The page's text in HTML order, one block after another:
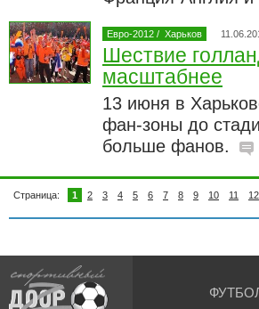
Евро-2012 / Харьков
Шествие
масштабнее
13 июня в
фан-зоны до
больше фанов.
Страница: 1 2 3 4 5 6 7 8 9 10 11 12